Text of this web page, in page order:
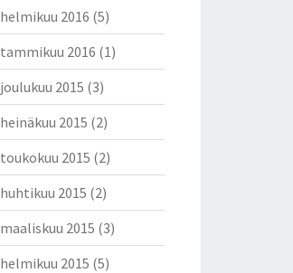
helmikuu 2016 (5)
tammikuu 2016 (1)
joulukuu 2015 (3)
heinäkuu 2015 (2)
toukokuu 2015 (2)
huhtikuu 2015 (2)
maaliskuu 2015 (3)
helmikuu 2015 (5)